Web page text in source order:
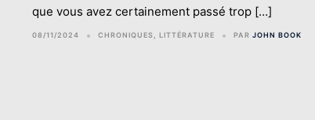
que vous avez certainement passé trop […]
08/11/2024 CHRONIQUES LITTÉRATURE PAR JOHN BOOK